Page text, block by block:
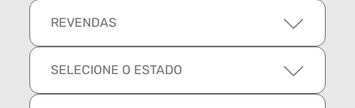
REVENDAS
SELECIONE O ESTADO